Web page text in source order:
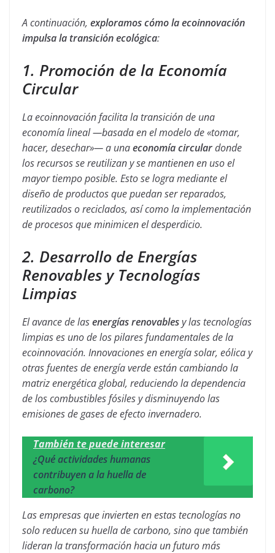
A continuación, exploramos cómo la ecoinnovación
impulsa la transición ecológica:
1. Promoción de la Economía
Circular
La ecoinnovación facilita la transición de una
economía lineal —basada en el modelo de «tomar,
hacer, desechar»— a unaeconomía circulardonde
los recursos se reutilizan y se mantienen en uso el
mayor tiempo posible. Esto se logra mediante el
diseño de productos que puedan ser reparados,
reutilizados o reciclados, así como la implementación
de procesos que minimicen el desperdicio.
2. Desarrollo de Energías
Renovables y Tecnologías
Limpias
El avance de lasenergías renovablesy las tecnologías
limpias es uno de los pilares fundamentales de la
ecoinnovación. Innovaciones en energía solar, eólica y
otras fuentes de energía verde están cambiando la
matriz energética global, reduciendo la dependencia
de los combustibles fósiles y disminuyendo las
emisiones de gases de efecto invernadero.
También te puede interesar
¿Qué actividades humanas
contribuyen a la huella de
carbono?
Las empresas que invierten en estas tecnologías no
solo reducen su huella de carbono, sino que también
lideran la transformación hacia un futuro más